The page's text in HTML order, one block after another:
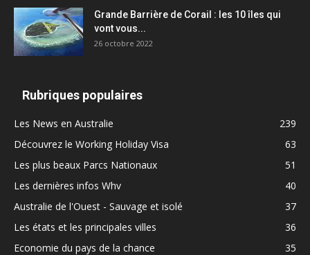
Grande Barrière de Corail : les 10 îles qui
vont vous...
26 octobre 2022
Rubriques populaires
Les News en Australie
239
Découvrez le Working Holiday Visa
63
Les plus beaux Parcs Nationaux
51
Les dernières infos Whv
40
Australie de l'Ouest - Sauvage et isolé
37
Les états et les principales villes
36
Economie du pays de la chance
35